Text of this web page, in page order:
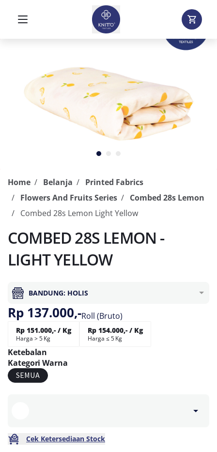
Home Belanja
Printed Fabrics
Flowers And Fruits Series
Combed 28s Lemon
Combed 28s Lemon Light Yellow
COMBED 28S LEMON -
LIGHT YELLOW
BANDUNG: HOLIS
Rp 137.000,-Roll (Bruto)
Rp 151.000,- / Kg
Harga > 5 Kg
Rp 154.000,- / Kg
Harga ≤ 5 Kg
Ketebalan
Kategori Warna
SEMUA
Cek Ketersediaan Stock